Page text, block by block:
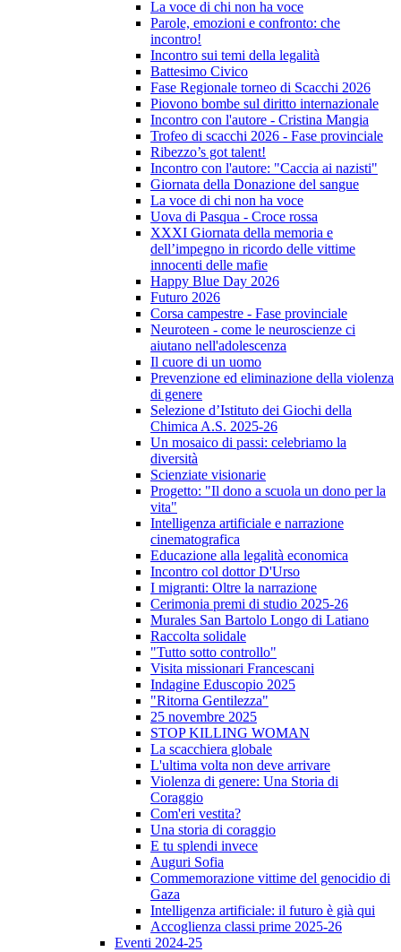
La voce di chi non ha voce
Parole, emozioni e confronto: che
incontro!
Incontro sui temi della legalità
Battesimo Civico
Fase Regionale torneo di Scacchi 2026
Piovono bombe sul diritto internazionale
Incontro con l'autore - Cristina Mangia
Trofeo di scacchi 2026 - Fase provinciale
Ribezzo’s got talent!
Incontro con l'autore: "Caccia ai nazisti"
Giornata della Donazione del sangue
La voce di chi non ha voce
Uova di Pasqua - Croce rossa
XXXI Giornata della memoria e
dell’impegno in ricordo delle vittime
innocenti delle mafie
Happy Blue Day 2026
Futuro 2026
Corsa campestre - Fase provinciale
Neuroteen - come le neuroscienze ci
aiutano nell'adolescenza
Il cuore di un uomo
Prevenzione ed eliminazione della violenza
di genere
Selezione d’Istituto dei Giochi della
Chimica A.S. 2025-26
Un mosaico di passi: celebriamo la
diversità
Scienziate visionarie
Progetto: "Il dono a scuola un dono per la
vita"
Intelligenza artificiale e narrazione
cinematografica
Educazione alla legalità economica
Incontro col dottor D'Urso
I migranti: Oltre la narrazione
Cerimonia premi di studio 2025-26
Murales San Bartolo Longo di Latiano
Raccolta solidale
"Tutto sotto controllo"
Visita missionari Francescani
Indagine Eduscopio 2025
"Ritorna Gentilezza"
25 novembre 2025
STOP KILLING WOMAN
La scacchiera globale
L'ultima volta non deve arrivare
Violenza di genere: Una Storia di
Coraggio
Com'eri vestita?
Una storia di coraggio
E tu splendi invece
Auguri Sofia
Commemorazione vittime del genocidio di
Gaza
Intelligenza artificiale: il futuro è già qui
Accoglienza classi prime 2025-26
Eventi 2024-25